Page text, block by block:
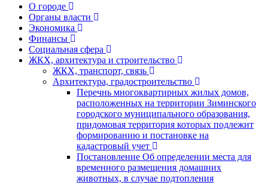
О городе
Органы власти
Экономика
Финансы
Социальная сфера
ЖКХ, архитектура и строительство
ЖКХ, транспорт, связь
Архитектура, градостроительство
Перечнь многоквартирных жилых домов,
расположенных на территории Зиминского
городского муниципального образования,
придомовая территория которых подлежит
формированию и постановке на
кадастровый учет
Постановление Об определении места для
временного размещения домашних
животных, в случае подтопления